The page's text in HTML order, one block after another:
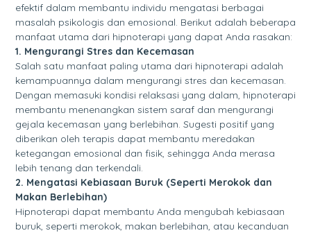
efektif dalam membantu individu mengatasi berbagai
masalah psikologis dan emosional. Berikut adalah beberapa
manfaat utama dari hipnoterapi yang dapat Anda rasakan:
1. Mengurangi Stres dan Kecemasan
Salah satu manfaat paling utama dari hipnoterapi adalah
kemampuannya dalam mengurangi stres dan kecemasan.
Dengan memasuki kondisi relaksasi yang dalam, hipnoterapi
membantu menenangkan sistem saraf dan mengurangi
gejala kecemasan yang berlebihan. Sugesti positif yang
diberikan oleh terapis dapat membantu meredakan
ketegangan emosional dan fisik, sehingga Anda merasa
lebih tenang dan terkendali.
2. Mengatasi Kebiasaan Buruk (Seperti Merokok dan
Makan Berlebihan)
Hipnoterapi dapat membantu Anda mengubah kebiasaan
buruk, seperti merokok, makan berlebihan, atau kecanduan